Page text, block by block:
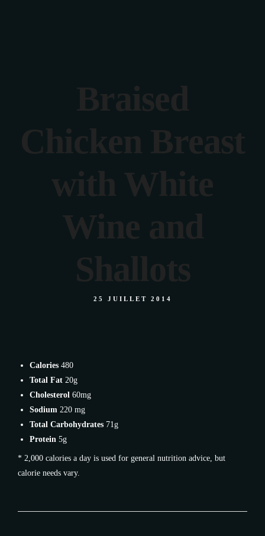
Braised
Chicken Breast
with White
Wine and
Shallots
25 JUILLET 2014
Calories 480
Total Fat 20g
Cholesterol 60mg
Sodium 220 mg
Total Carbohydrates 71g
Protein 5g
* 2,000 calories a day is used for general nutrition advice, but
calorie needs vary.